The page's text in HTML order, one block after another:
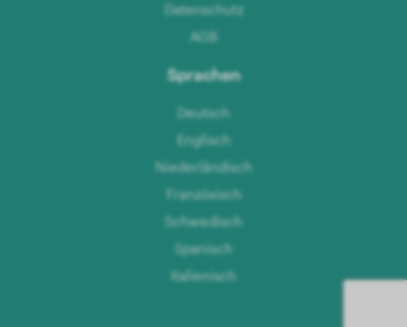
Datenschutz
AGB
Sprachen
Deutsch
Englisch
Niederländisch
Französisch
Schwedisch
Spanisch
Italienisch